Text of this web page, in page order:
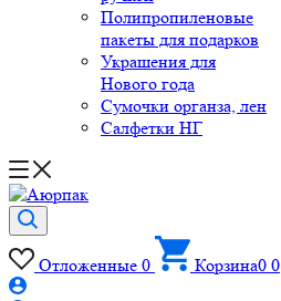
Полипропиленовые
пакеты для подарков
Украшения для
Нового года
Сумочки органза, лен
Салфетки НГ
Отложенные 0 Корзина0 0